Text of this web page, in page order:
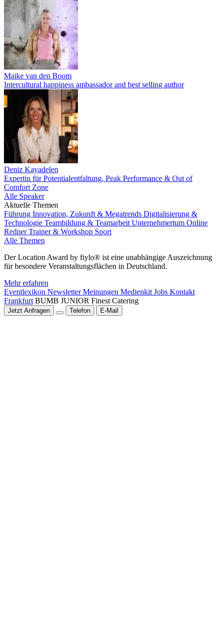
Maike van den Boom
Intercultural happiness ambassador and best selling author
Deniz Kayadelen
Expertin für Potentialentfaltung, Peak Performance & Out of
Comfort Zone
Alle Speaker
Aktuelle Themen
Führung Innovation, Zukunft & Megatrends Digitalisierung &
Technologie Teambildung & Teamarbeit Unternehmertum Online
RednerTrainer & Workshop Sport
Alle Themen
Der Location Award by fiylo® ist eine unabhängige Auszeichnung
für besondere Veranstaltungsflächen in Deutschland.
Mehr erfahren
Eventlexikon NewsletterMeinungen Medienkit Jobs Kontakt
Frankfurt BUMB JUNIOR Finest Catering
Jetzt Anfragen Telefon E-Mail